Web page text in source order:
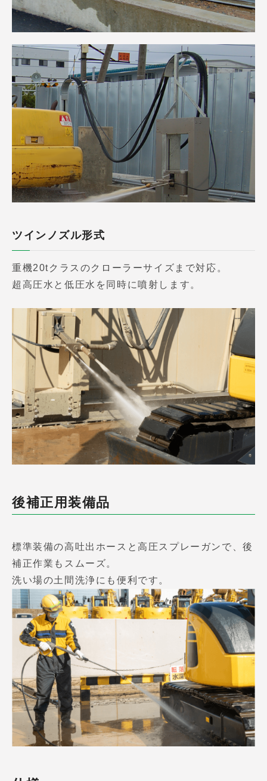
ツインノズル形式
重機20tクラスのクローラーサイズまで対応。
超高圧水と低圧水を同時に噴射します。
後補正用装備品
標準装備の高吐出ホースと高圧スプレーガンで、後
補正作業もスムーズ。
洗い場の土間洗浄にも便利です。